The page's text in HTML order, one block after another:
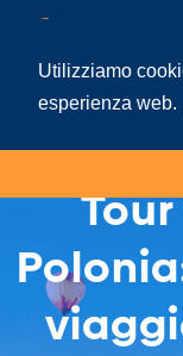
Utilizziamo
esperienza web.